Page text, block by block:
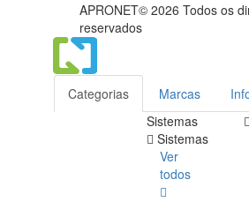
APRONET© 2026 Todos os
reservados
Categorias Marcas
Sistemas
Sistemas
Ver
todos